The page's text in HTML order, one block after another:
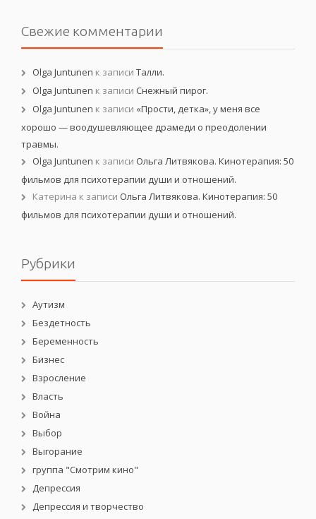
Свежие комментарии
Olga Juntunen к записи Талли.
Olga Juntunen к записи Снежный пирог.
Olga Juntunen к записи «Прости, детка», у меня все
хорошо — воодушевляющее драмеди о преодолении
травмы.
Olga Juntunen к записи Ольга Литвякова. Кинотерапия: 50
фильмов для психотерапии души и отношений.
Катерина к записи Ольга Литвякова. Кинотерапия: 50
фильмов для психотерапии души и отношений.
Рубрики
Аутизм
Бездетность
Беременность
Бизнес
Взросление
Власть
Война
Выбор
Выгорание
группа "Смотрим кино"
Депрессия
Депрессия и творчество